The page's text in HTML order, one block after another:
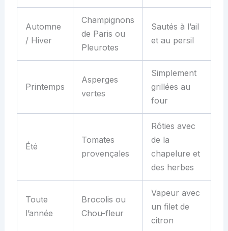
Automne
/ Hiver
Champignons
de Paris ou
Pleurotes
Sautés à l’ail
et au persil
Printemps
Asperges
vertes
Simplement
grillées au
four
Été
Tomates
provençales
Rôties avec
de la
chapelure et
des herbes
Toute
l’année
Brocolis ou
Chou-fleur
Vapeur avec
un filet de
citron